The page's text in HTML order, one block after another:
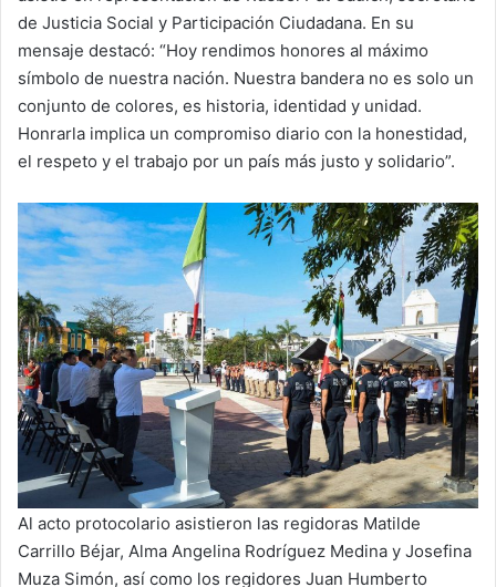
de Justicia Social y Participación Ciudadana. En su
mensaje destacó: “Hoy rendimos honores al máximo
símbolo de nuestra nación. Nuestra bandera no es solo un
conjunto de colores, es historia, identidad y unidad.
Honrarla implica un compromiso diario con la honestidad,
el respeto y el trabajo por un país más justo y solidario”.
Al acto protocolario asistieron las regidoras Matilde
Carrillo Béjar, Alma Angelina Rodríguez Medina y Josefina
Muza Simón, así como los regidores Juan Humberto